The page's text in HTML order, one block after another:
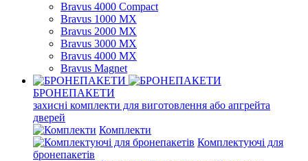
Bravus 4000 Compact
Bravus 1000 MX
Bravus 2000 MX
Bravus 3000 MX
Bravus 4000 MX
Bravus Magnet
БРОНЕПАКЕТИ
захисні комплекти для виготовлення або апгрейта
дверей
Комплекти
Комплектуючі для
бронепакетів